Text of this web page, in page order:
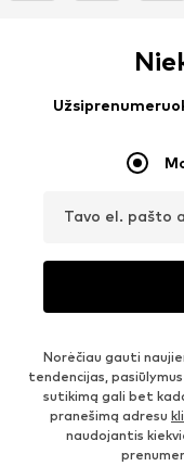
Tavo el. pašto
Norėčiau gauti
tendencijas,
sutikimą gali bet
pranešimą adresu
naudojantis